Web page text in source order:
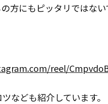
方にもピッタリではない
reel/
なども紹介しています。